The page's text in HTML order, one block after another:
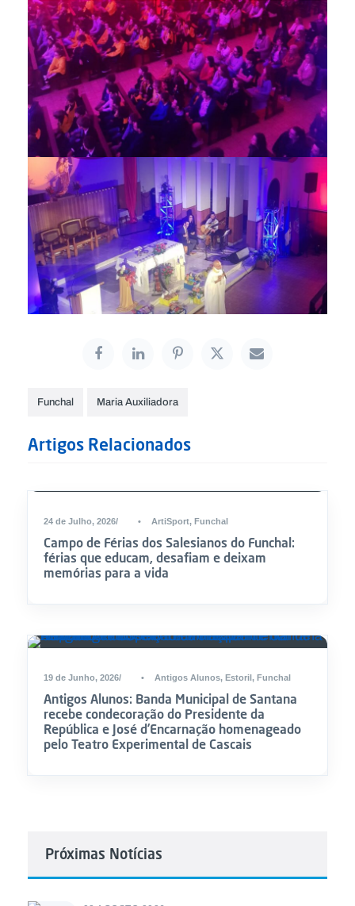
Funchal Maria Auxiliadora
Artigos Relacionados
24 de Julho, 2026 • ArtiSport, Funchal
Campo de Férias dos Salesianos do Funchal:
férias que educam, desafiam e deixam
memórias para a vida
19 de Junho, 2026 • Antigos Alunos, Estoril, Funchal
Antigos Alunos: Banda Municipal de Santana
recebe condecoração do Presidente da
República e José d’Encarnação homenageado
pelo Teatro Experimental de Cascais
Próximas Notícias